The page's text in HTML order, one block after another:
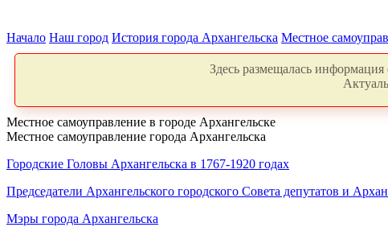
Начало Наш город История города Архангельска Местное
Здесь размещалась
Местное самоуправление в городе Архангельске
Местное самоуправление города Архангельска
Городские Головы Архангельска в 1767-1920 годах
Председатели Архангельского городского Совета депутатов и
Мэры города Архангельска